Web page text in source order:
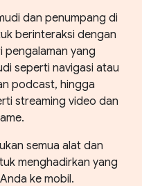
dan penumpang di
berinteraksi dengan
pengalaman yang
seperti navigasi atau
podcast, hingga
streaming video dan
semua alat dan
menghadirkan yang
ke mobil.